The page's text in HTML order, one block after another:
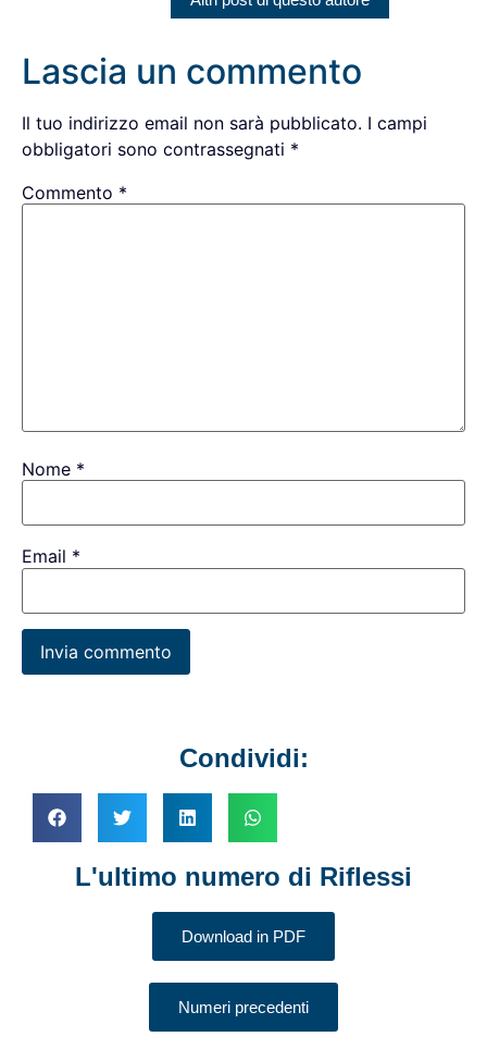
Lascia un commento
Il tuo indirizzo email non sarà pubblicato. I campi
obbligatori sono contrassegnati *
Commento *
Nome *
Email *
Condividi:
L'ultimo numero di Riflessi
Download in PDF
Numeri precedenti